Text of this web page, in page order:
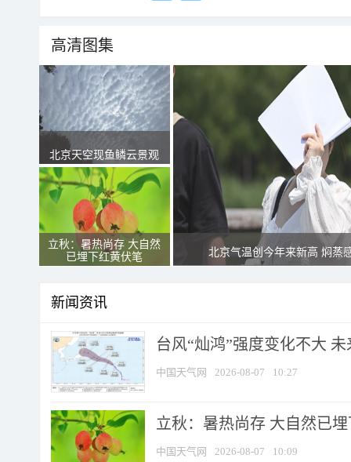
高清图集
北京天空现鱼鳞云景观
立秋：暑热尚存 大自然
已埋下红黄伏笔
北京气温创今年来新高 焖蒸
新闻资讯
台风“灿鸿”强度变化不大
中国天气网 2026-08-07 10:27
立秋：暑热尚存 大自然已
中国天气网 2026-08-07 10:09